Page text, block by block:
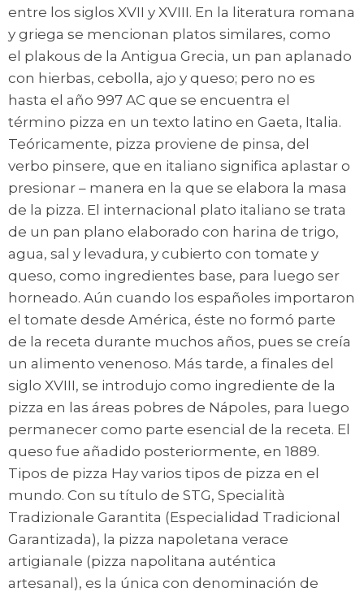
entre los siglos XVII y XVIII. En la literatura romana
y griega se mencionan platos similares, como
el plakous de la Antigua Grecia, un pan aplanado
con hierbas, cebolla, ajo y queso; pero no es
hasta el año 997 AC que se encuentra el
término pizza en un texto latino en Gaeta, Italia.
Teóricamente, pizza proviene de pinsa, del
verbo pinsere, que en italiano significa aplastar o
presionar – manera en la que se elabora la masa
de la pizza. El internacional plato italiano se trata
de un pan plano elaborado con harina de trigo,
agua, sal y levadura, y cubierto con tomate y
queso, como ingredientes base, para luego ser
horneado. Aún cuando los españoles importaron
el tomate desde América, éste no formó parte
de la receta durante muchos años, pues se creía
un alimento venenoso. Más tarde, a finales del
siglo XVIII, se introdujo como ingrediente de la
pizza en las áreas pobres de Nápoles, para luego
permanecer como parte esencial de la receta. El
queso fue añadido posteriormente, en 1889.
Tipos de pizza Hay varios tipos de pizza en el
mundo. Con su título de STG, Specialità
Tradizionale Garantita (Especialidad Tradicional
Garantizada), la pizza napoletana verace
artigianale (pizza napolitana auténtica
artesanal), es la única con denominación de